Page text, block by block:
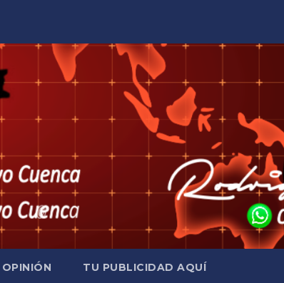
OPINIÓN TU PUBLICIDAD AQUÍ